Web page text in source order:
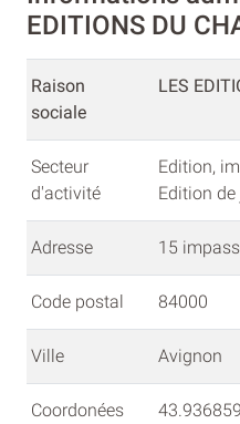
EDITIONS DU
Raison
sociale
LES
Secteur
d'activité
Edition,
Edition
Adresse 15
Code postal 84000
Ville Avignon
Coordonées